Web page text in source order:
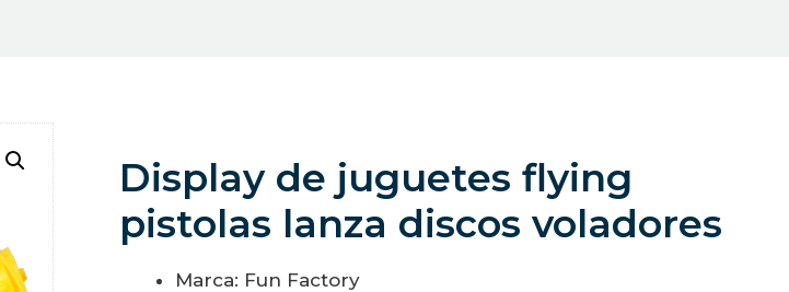
Display de juguetes flying
pistolas lanza discos voladores
Marca: Fun Factory